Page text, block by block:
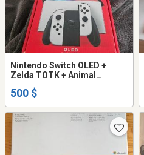
Nintendo Switch OLED +
Zelda TOTK + Animal
500 $